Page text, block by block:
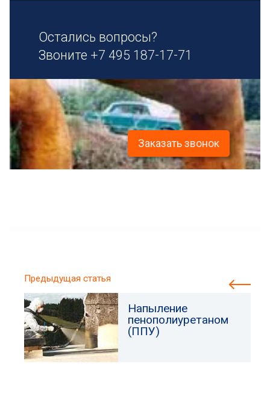
Остались вопросы?
Звоните +7 495 187-17-71
Заказать звонок
Предыдущая статья
Напыление
пенополиуретаном
(ППУ)